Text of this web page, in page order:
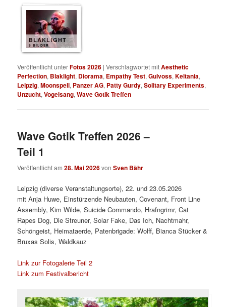
BLAKLIGHT
8 BILDER
Veröffentlicht unterFotos 2026 |Verschlagwortet mitAesthetic
Perfection, Blaklight, Diorama, Empathy Test,Gulvoss,Keltania,
Leipzig,Moonspell, Panzer AG, Patty Gurdy,Solitary Experiments,
Unzucht,Vogelsang,Wave Gotik Treffen
Wave Gotik Treffen 2026 –
Teil 1
Veröffentlicht am28. Mai 2026vonSven Bähr
Leipzig (diverse Veranstaltungsorte), 22. und 23.05.2026
mit Anja Huwe, Einstürzende Neubauten, Covenant, Front Line
Assembly, Kim Wilde, Suicide Commando, Hrafngrimr, Cat
Rapes Dog, Die Streuner, Solar Fake, Das Ich, Nachtmahr,
Schöngeist, Heimataerde, Patenbrigade: Wolff, Bianca Stücker &
Bruxas Solis, Waldkauz
Link zur Fotogalerie Teil 2
Link zum Festivalbericht